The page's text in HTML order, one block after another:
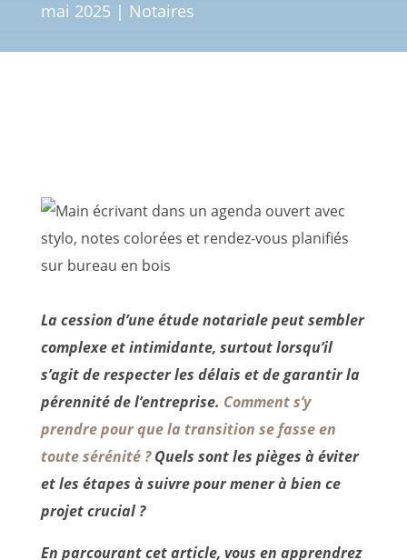
mai 2025 | Notaires
La cession d’une étude notariale peut sembler
complexe et intimidante, surtout lorsqu’il
s’agit de respecter les délais et de garantir la
pérennité de l’entreprise. Comment s’y
prendre pour que la transition se fasse en
toute sérénité ?Quels sont les pièges à éviter
et les étapes à suivre pour mener à bien ce
projet crucial ?
En parcourant cet article, vous en apprendrez